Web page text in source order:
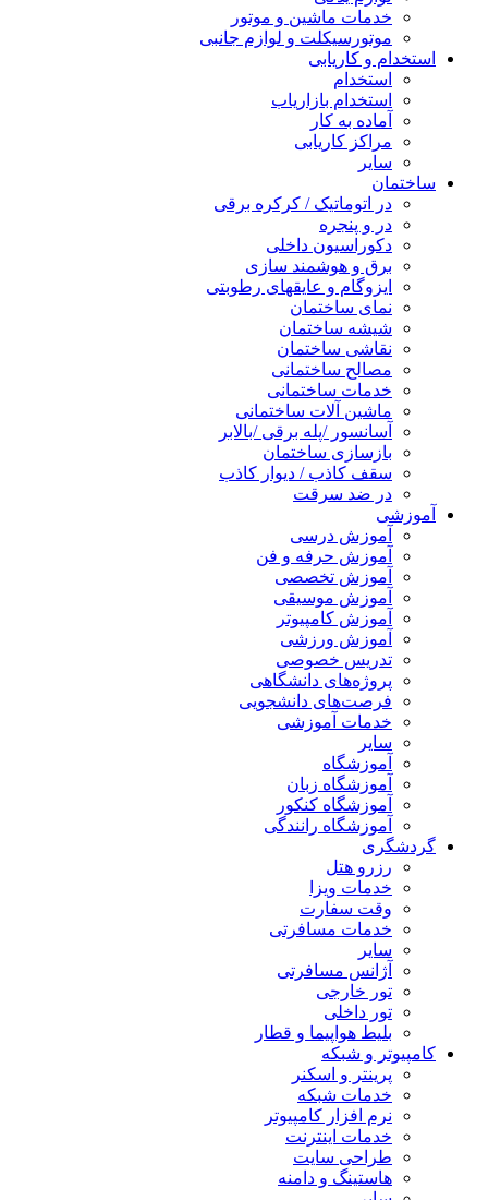
خدمات ماشین و موتور
موتورسیکلت و لوازم جانبی
استخدام و کاریابی
استخدام
استخدام بازاریاب
آماده به کار
مراکز کاریابی
سایر
ساختمان
در اتوماتیک / کرکره برقی
در و پنجره
دکوراسیون داخلی
برق و هوشمند سازی
ایزوگام و عایقهای رطوبتی
نمای ساختمان
شیشه ساختمان
نقاشی ساختمان
مصالح ساختمانی
خدمات ساختمانی
ماشین آلات ساختمانی
آسانسور /پله برقی /بالابر
بازسازی ساختمان
سقف کاذب / دیوار کاذب
در ضد سرقت
آموزشی
آموزش درسی
آموزش حرفه و فن
آموزش تخصصی
آموزش موسیقی
آموزش کامپیوتر
آموزش ورزشی
تدریس خصوصی
پروژه‌های دانشگاهی
فرصت‌های دانشجویی
خدمات آموزشی
سایر
آموزشگاه
آموزشگاه زبان
آموزشگاه کنکور
آموزشگاه رانندگی
گردشگری
رزرو هتل
خدمات ویزا
وقت سفارت
خدمات مسافرتی
سایر
آژانس مسافرتی
تور خارجی
تور داخلی
بلیط هواپیما و قطار
کامپیوتر و شبکه
پرینتر و اسکنر
خدمات شبکه
نرم افزار کامپیوتر
خدمات اینترنت
طراحی سایت
هاستینگ و دامنه